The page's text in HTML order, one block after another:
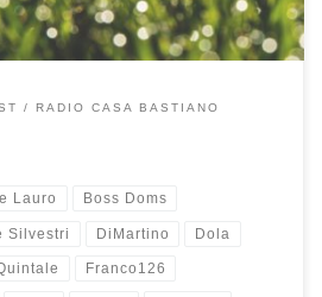
RADIO CASA BASTIANO
Lauro Boss Doms
Silvestri DiMartino Dola
Franco126